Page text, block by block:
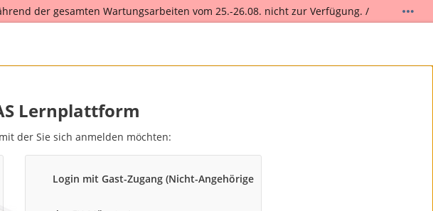
der gesamten Wartungsarbeiten vom 25.-26.08. nicht zur Verfügung. /
25th to August 26th.
Lernplattform
der Sie sich anmelden möchten:
Login mit Gast-Zugang (Nicht-Angehörige